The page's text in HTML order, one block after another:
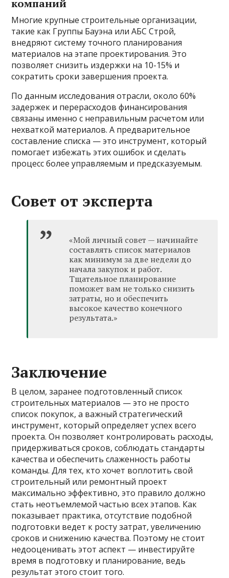
компаний
Многие крупные строительные организации,
такие как Группы Бауэна или АБС Строй,
внедряют систему точного планирования
материалов на этапе проектирования. Это
позволяет снизить издержки на 10-15% и
сократить сроки завершения проекта.
По данным исследования отрасли, около 60%
задержек и перерасходов финансирования
связаны именно с неправильным расчетом или
нехваткой материалов. А предварительное
составление списка — это инструмент, который
помогает избежать этих ошибок и сделать
процесс более управляемым и предсказуемым.
Совет от эксперта
«Мой личный совет — начинайте
составлять список материалов
как минимум за две недели до
начала закупок и работ.
Тщательное планирование
поможет вам не только снизить
затраты, но и обеспечить
высокое качество конечного
результата.»
Заключение
В целом, заранее подготовленный список
строительных материалов — это не просто
список покупок, а важный стратегический
инструмент, который определяет успех всего
проекта. Он позволяет контролировать расходы,
придерживаться сроков, соблюдать стандарты
качества и обеспечить слаженность работы
команды. Для тех, кто хочет воплотить свой
строительный или ремонтный проект
максимально эффективно, это правило должно
стать неотъемлемой частью всех этапов. Как
показывает практика, отсутствие подобной
подготовки ведет к росту затрат, увеличению
сроков и снижению качества. Поэтому не стоит
недооценивать этот аспект — инвестируйте
время в подготовку и планирование, ведь
результат этого стоит того.